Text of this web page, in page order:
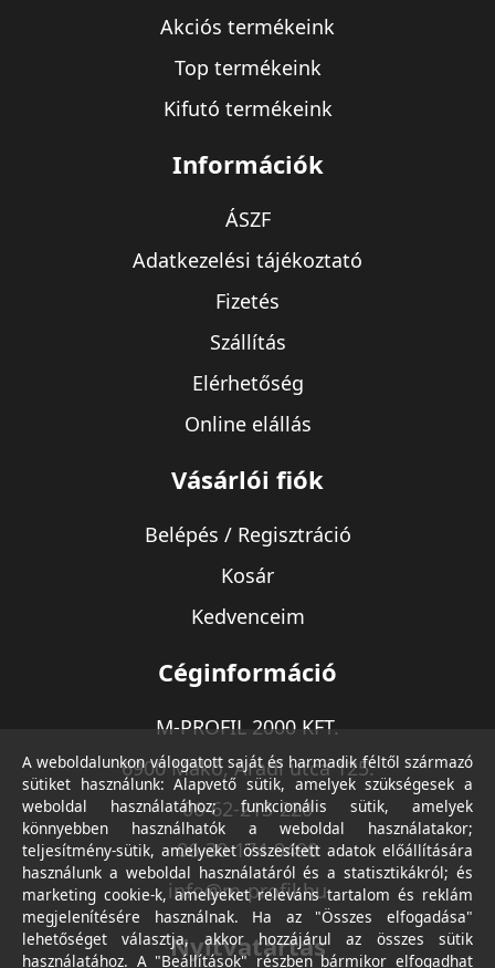
Akciós termékeink
Top termékeink
Kifutó termékeink
Információk
ÁSZF
Adatkezelési tájékoztató
Fizetés
Szállítás
Elérhetőség
Online elállás
Vásárlói fiók
Belépés / Regisztráció
Kosár
Kedvenceim
Céginformáció
M-PROFIL 2000 KFT.
6900 Makó, Aradi utca 125.
06-62-213-220
06-30-174-9490
info@m-profil.hu
Nyitvatartás
A weboldalunkon válogatott saját és harmadik féltől származó
sütiket használunk: Alapvető sütik, amelyek szükségesek a
weboldal használatához; funkcionális sütik, amelyek
könnyebben használhatók a weboldal használatakor;
teljesítmény-sütik, amelyeket összesített adatok előállítására
használunk a weboldal használatáról és a statisztikákról; és
marketing cookie-k, amelyeket releváns tartalom és reklám
megjelenítésére használnak. Ha az "Összes elfogadása"
lehetőséget választja, akkor hozzájárul az összes sütik
használatához. A "Beállítások" részben bármikor elfogadhat